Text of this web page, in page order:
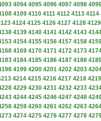
4094 4095 4096 4097 4098
4109 4110 4111 4112 4113 4114
4124 4125 4126 4127 4128 4129
4139 4140 4141 4142 4143
4154 4155 4156 4157 4158
4169 4170 4171 4172 4173
4184 4185 4186 4187 4188
4199 4200 4201 4202 4203
4214 4215 4216 4217 4218 4219
4229 4230 4231 4232 4233
4244 4245 4246 4247 4248
4259 4260 4261 4262 4263
4274 4275 4276 4277 4278